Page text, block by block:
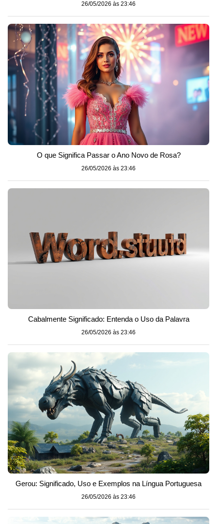
26/05/2026 às 23:46
O que Significa Passar o Ano Novo de Rosa?
26/05/2026 às 23:46
Cabalmente Significado: Entenda o Uso da Palavra
26/05/2026 às 23:46
Gerou: Significado, Uso e Exemplos na Língua Portuguesa
26/05/2026 às 23:46